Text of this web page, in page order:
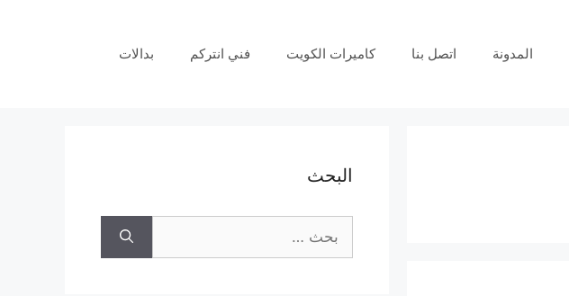
المدونة اتصل بنا كاميرات الكويت فني انتركم بدالات
البحث